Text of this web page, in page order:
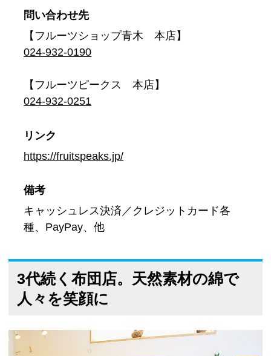
問い合わせ先
【フルーツショップ青木 本店】
024-932-0190
【フルーツピークス 本店】
024-932-0251
リンク
https://fruitspeaks.jp/
備考
キャッシュレス決済／クレジットカード各
種、PayPay、他
3代続く布団店。天然素材の綿で
人々を笑顔に